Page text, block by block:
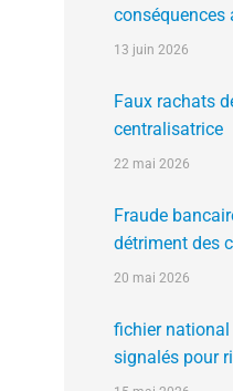
conséquences
des plates
13 juin 2026
Faux rachats
centralisatrice
22 mai 2026
Fraude
détriment des
d’Epargne
20 mai 2026
fichier
signalés pour
FNC-RF : un